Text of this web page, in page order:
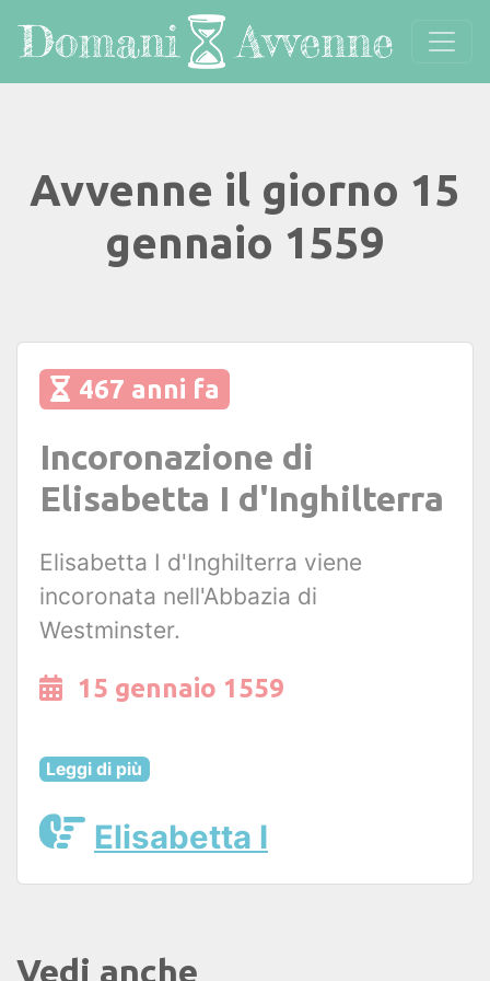
Avvenne il giorno 15
gennaio 1559
467 anni fa
Incoronazione di
Elisabetta I d'Inghilterra
Elisabetta I d'Inghilterra viene
incoronata nell'Abbazia di
Westminster.
15 gennaio 1559
Leggi di più
Elisabetta I
Vedi anche